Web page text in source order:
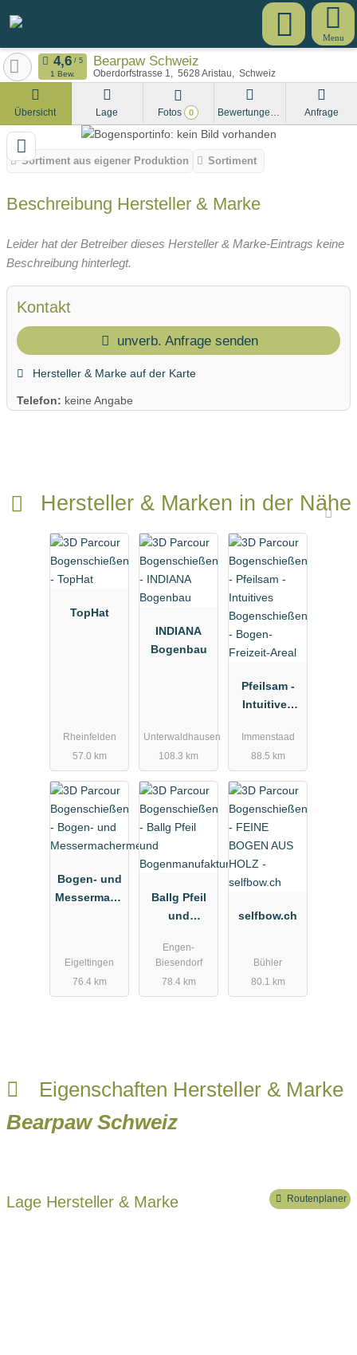
Menu
Bearpaw Schweiz
Oberdorfstrasse 1 5628 Aristau Schweiz
1 Bew.
Übersicht Lage Fotos 0 Bewertungen Anfrage
Sortiment aus eigener Produktion Sortiment
Beschreibung Hersteller & Marke
Leider hat der Betreiber dieses Hersteller & Marke-Eintrags keine
Beschreibung hinterlegt.
Kontakt
unverb. Anfrage senden
Hersteller & Marke auf der Karte
Telefon: keine Angabe
Hersteller & Marken in der Nähe
TopHat
Rheinfelden
57.0 km
INDIANA
Bogenbau
Unterwaldhausen
108.3 km
Pfeilsam -
Intuitives
ßen -
Bogen-
Areal
Immenstaad
88.5 km
Bogen- und
Messermach
Eigeltingen
76.4 km
Ballg Pfeil
und
aktur
Engen-
Biesendorf
78.4 km
selfbow.ch
Bühler
80.1 km
Eigenschaften Hersteller & Marke
Bearpaw Schweiz
Lage Hersteller & Marke Routenplaner